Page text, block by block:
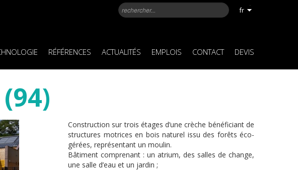
fr
RÉFÉRENCES ACTUALITÉS EMPLOIS CONTACT DEVIS
Construction sur trois étages d’une crèche bénéficiant de
structures motrices en bois naturel issu des forêts éco-
gérées, représentant un moulin.
Bâtiment comprenant : un atrium, des salles de change,
une salle d’eau et un jardin ;